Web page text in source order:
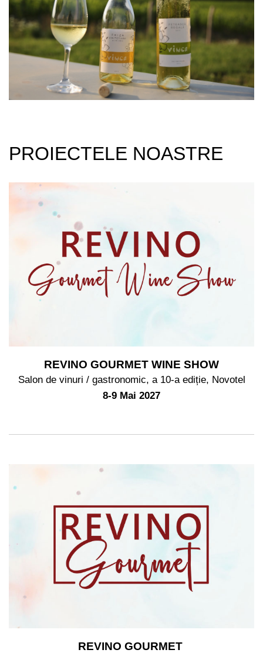
PROIECTELE NOASTRE
REVINO GOURMET WINE SHOW
Salon de vinuri / gastronomic, a 10-a ediție, Novotel
8-9 Mai 2027
REVINO GOURMET